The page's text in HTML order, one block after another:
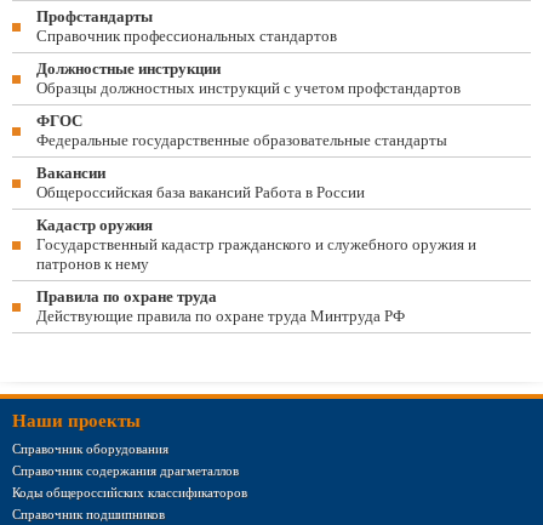
Профстандарты
Справочник профессиональных стандартов
Должностные инструкции
Образцы должностных инструкций с учетом профстандартов
ФГОС
Федеральные государственные образовательные стандарты
Вакансии
Общероссийская база вакансий Работа в России
Кадастр оружия
Государственный кадастр гражданского и служебного оружия и
патронов к нему
Правила по охране труда
Действующие правила по охране труда Минтруда РФ
Наши проекты
Справочник оборудования
Справочник содержания драгметаллов
Коды общероссийских классификаторов
Справочник подшипников